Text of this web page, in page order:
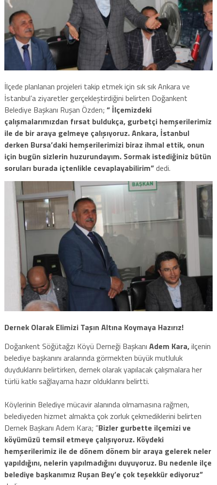
İlçede planlanan projeleri takip etmek için sık sık Ankara ve
İstanbul’a ziyaretler gerçekleştirdiğini belirten Doğankent
Belediye Başkanı Ruşan Özden; “ İlçemizdeki
çalışmalarımızdan fırsat buldukça, gurbetçi hemşerilerimiz
ile de bir araya gelmeye çalışıyoruz. Ankara, İstanbul
derken Bursa’daki hemşerilerimizi biraz ihmal ettik, onun
için bugün sizlerin huzurundayım. Sormak istediğiniz bütün
soruları burada içtenlikle cevaplayabilirim”dedi.
Dernek Olarak Elimizi Taşın Altına Koymaya Hazırız!
Doğankent Söğütağzı Köyü Derneği Başkanı Adem Kara,ilçenin
belediye başkanını aralarında görmekten büyük mutluluk
duyduklarını belirtirken, dernek olarak yapılacak çalışmalara her
türlü katkı sağlayama hazır olduklarını belirtti.
en
yakın
hurdacı
Köylerinin Belediye mücavir alanında olmamasına rağmen,
belediyeden hizmet almakta çok zorluk çekmediklerini belirten
Dernek Başkanı Adem Kara; “Bizler gurbette ilçemizi ve
köyümüzü temsil etmeye çalışıyoruz. Köydeki
hemşerilerimiz ile de dönem dönem bir araya gelerek neler
yapıldığını, nelerin yapılmadığını duyuyoruz. Bu nedenle ilçe
belediye başkanımız Ruşan Bey’e çok teşekkür ediyoruz”